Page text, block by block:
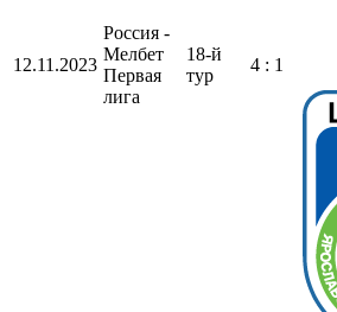
12.11.2023
Россия -
Мелбет
Первая
лига
18-й
тур
4 : 1